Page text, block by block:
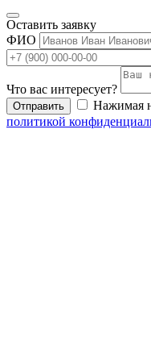
Оставить заявку
ФИО
Что вас интересует?
Отправить
Нажимая
политикой